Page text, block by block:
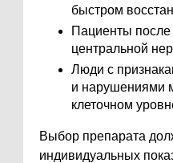
быстром
Пациенты после
центральной
Люди с
и нарушениями
клеточном
Выбор препарата
индивидуальных